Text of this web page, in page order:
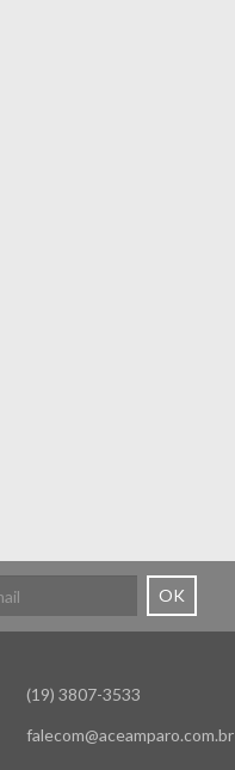
OK
(19) 3807-3533
falecom@aceamparo.com.br